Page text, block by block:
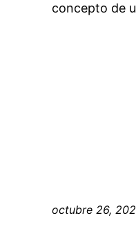
concepto de
octubre 26,